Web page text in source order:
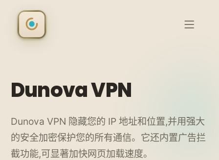
Dunova VPN
Dunova VPN 隐藏您的 IP 地址和位置,并用强大
的安全加密保护您的所有通信。它还内置广告拦
截功能,可显著加快网页加载速度。